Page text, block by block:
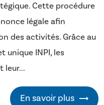
Cette procédure
légale afin
des activités. Grâce au
unique INPI, les
leur...
En savoir plus